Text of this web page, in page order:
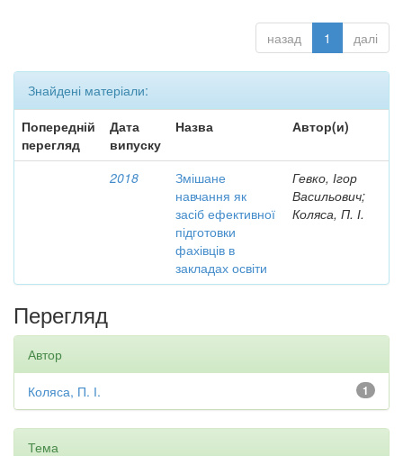
назад 1 далі
Знайдені матеріали:
Попередній
перегляд
Дата
випуску
Назва Автор(и)
2018
Змішане
навчання як
засіб ефективної
підготовки
фахівців в
закладах освіти
Гевко, Ігор
Васильович;
Коляса, П. І.
Перегляд
Автор
1
Коляса, П. І.
Тема